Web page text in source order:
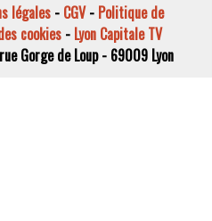
légales - CGV- Politique de
cookies- Lyon Capitale TV
Gorge de Loup - 69009 Lyon